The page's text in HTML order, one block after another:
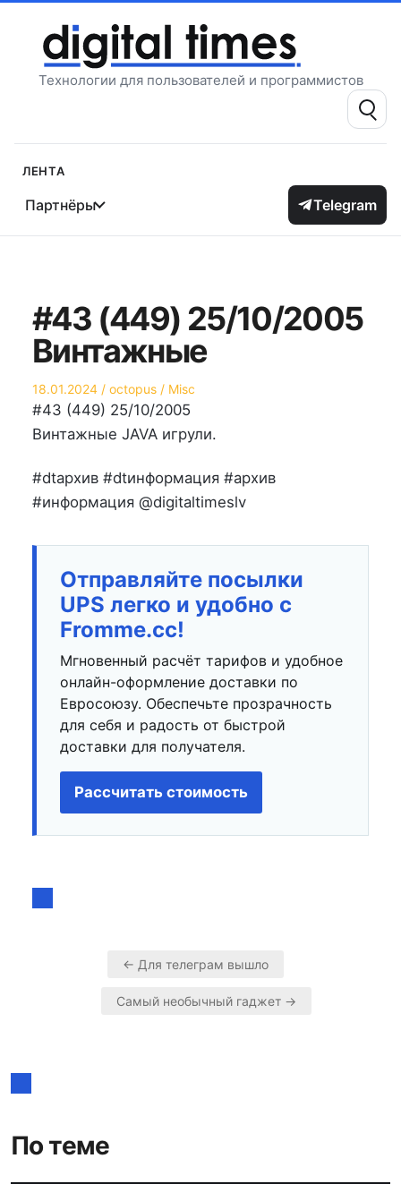
содержимому
Технологии для пользователей и программистов
Поиск:
Лента
Партнёры Telegram
#43 (449) 25/10/2005
Винтажные
Опубликовано
на
18.01.2024 Автор
octopus
Опубликовано
в
Misc
#43 (449) 25/10/2005
Винтажные JAVA игрули.
#dtархив #dtинформация #архив
#информация @digitaltimeslv
Отправляйте посылки
UPS легко и удобно с
Fromme.cc!
Мгновенный расчёт тарифов и удобное
онлайн-оформление доставки по
Евросоюзу. Обеспечьте прозрачность
для себя и радость от быстрой
доставки для получателя.
Рассчитать стоимость
Навигация
← Для телеграм вышло
Самый необычный гаджет →
По теме